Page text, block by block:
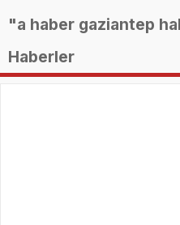
"a haber gaziantep
Haberler